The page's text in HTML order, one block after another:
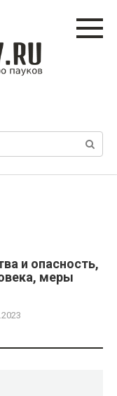
и опасность,
меры